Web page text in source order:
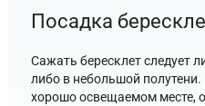
Посадка
Сажать бересклет следует
либо в небольшой
хорошо освещаемом месте,